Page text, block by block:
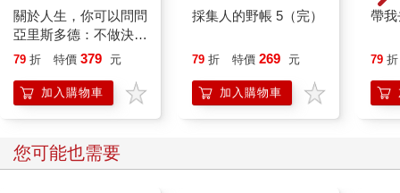
關於人生，你可以問問
亞里斯多德：不做決
定，等於讓別人決定
思考、選擇和行動。
【暢銷典藏版】
79 折 特價 379 元
加入購物車
採集人的野帳 5（完）
79 折 特價 269 元
加入購物車
帶
79 折
您可能也需要